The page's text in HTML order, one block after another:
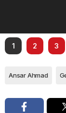
1 2 3
Ansar Ahmad